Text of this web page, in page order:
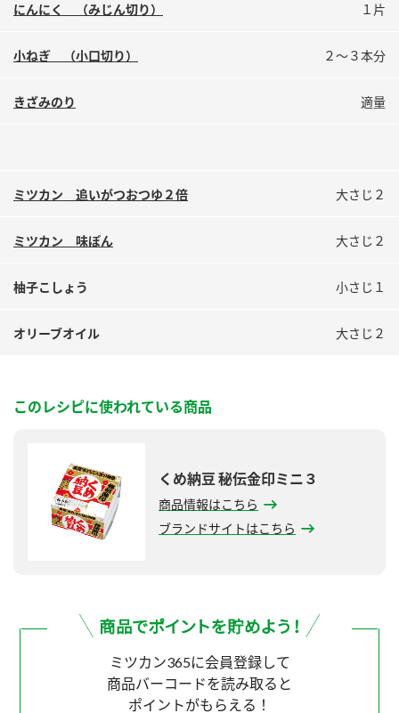
業務用サイト ミツカングループについて 製造所固有記号一覧
にんにく （みじん切り） １片
小ねぎ （小口切り） ２～３本分
きざみのり 適量
ミツカン 追いがつおつゆ２倍 大さじ２
ミツカン 味ぽん 大さじ２
柚子こしょう 小さじ１
オリーブオイル 大さじ２
このレシピに使われている商品
くめ納豆 秘伝金印ミニ３
商品情報はこちら
ブランドサイトはこちら
ミツカン365に会員登録して
商品バーコードを読み取ると
ポイントがもらえる！